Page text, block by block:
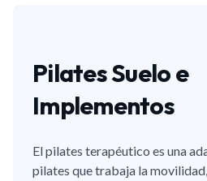
Pilates Suelo e
Implementos
El pilates terapéutico es una
pilates que trabaja la